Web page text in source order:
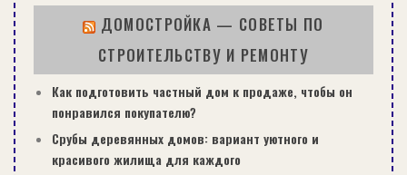
Как уложить стяжку?
Черновая стяжка.Раствор, приготовленный из
ДОМОСТРОЙКА — СОВЕТЫ ПО
СТРОИТЕЛЬСТВУ И РЕМОНТУ
Как подготовить частный дом к продаже, чтобы он
понравился покупателю?
Срубы деревянных домов: вариант уютного и
красивого жилища для каждого